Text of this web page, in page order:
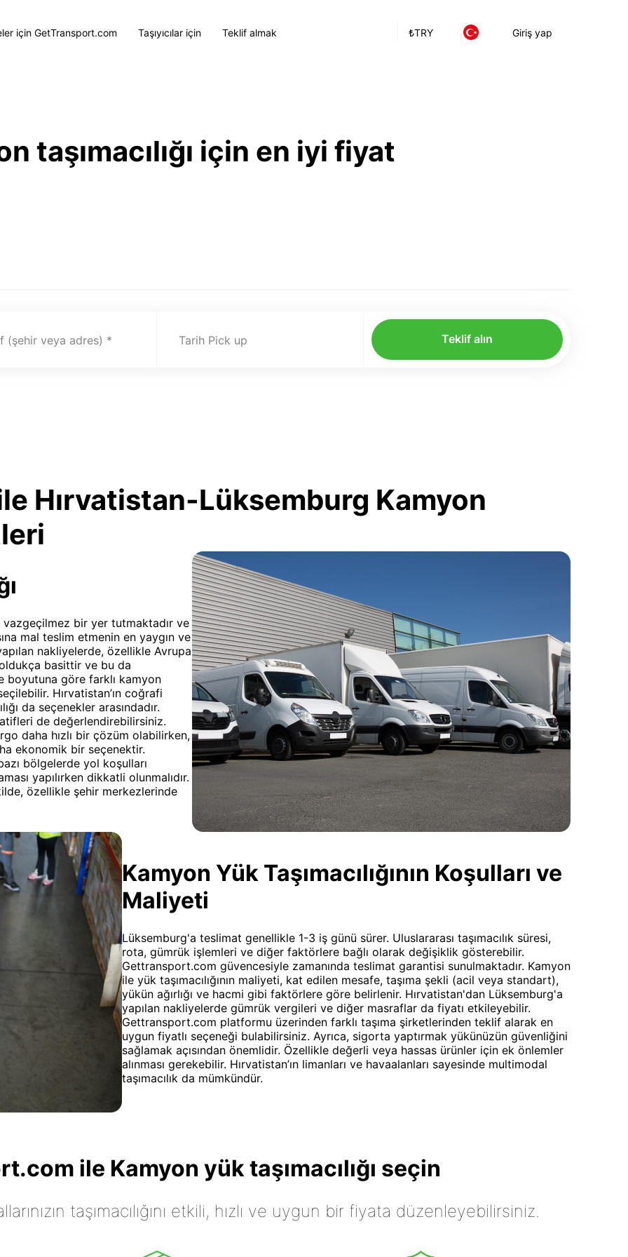
₺TRY Giriş yap
için GetTransport.com Taşıyıcılar için Teklif almak
taşımacılığı için en iyi fiyat
(şehir veya adres) Tarih Pick up Teklif alın
Hırvatistan-Lüksemburg Kamyon
vazgeçilmez bir yer tutmaktadır ve
mal teslim etmenin en yaygın ve
nakliyelerde, özellikle Avrupa
basittir ve bu da
boyutuna göre farklı kamyon
Hırvatistan’ın coğrafi
da seçenekler arasındadır.
de değerlendirebilirsiniz.
daha hızlı bir çözüm olabilirken,
ekonomik bir seçenektir.
bölgelerde yol koşulları
yapılırken dikkatli olunmalıdır.
özellikle şehir merkezlerinde
Kamyon Yük Taşımacılığının Koşulları ve
Maliyeti
Lüksemburg'a teslimat genellikle 1-3 iş günü sürer. Uluslararası taşımacılık süresi,
rota, gümrük işlemleri ve diğer faktörlere bağlı olarak değişiklik gösterebilir.
Gettransport.com güvencesiyle zamanında teslimat garantisi sunulmaktadır. Kamyon
ile yük taşımacılığının maliyeti, kat edilen mesafe, taşıma şekli (acil veya standart),
yükün ağırlığı ve hacmi gibi faktörlere göre belirlenir. Hırvatistan'dan Lüksemburg'a
yapılan nakliyelerde gümrük vergileri ve diğer masraflar da fiyatı etkileyebilir.
Gettransport.com platformu üzerinden farklı taşıma şirketlerinden teklif alarak en
uygun fiyatlı seçeneği bulabilirsiniz. Ayrıca, sigorta yaptırmak yükünüzün güvenliğini
sağlamak açısından önemlidir. Özellikle değerli veya hassas ürünler için ek önlemler
alınması gerekebilir. Hırvatistan’ın limanları ve havaalanları sayesinde multimodal
taşımacılık da mümkündür.
ile Kamyon yük taşımacılığı seçin
taşımacılığını etkili, hızlı ve uygun bir fiyata düzenleyebilirsiniz.